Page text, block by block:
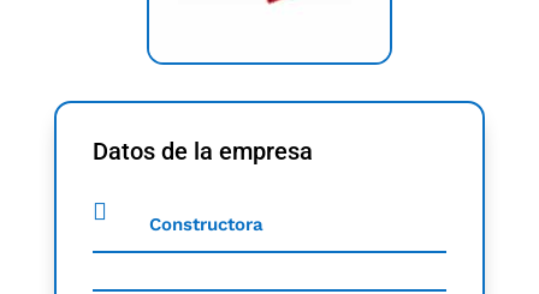
Datos de la empresa
Constructora